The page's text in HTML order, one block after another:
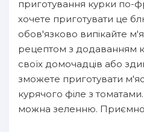
приготування курки по-
хочете приготувати це
обов'язково випікайте
рецептом з додаванням
своїх домочадців або
зможете приготувати
курячого філе з
можна зеленню.